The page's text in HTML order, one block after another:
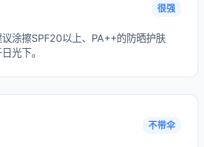
很强
涂擦SPF20以上、PA++的防晒护肤
光下。
不带伞